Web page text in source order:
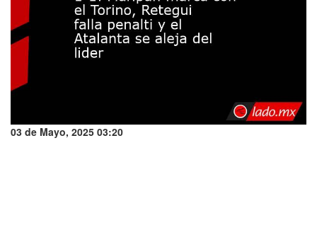
03 de Mayo, 2025 03:20